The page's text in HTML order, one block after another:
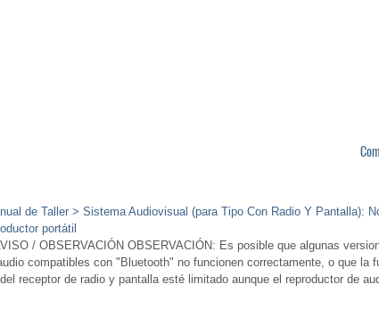
de Taller > Sistema Audiovisual (para Tipo Con Radio Y Pantalla):
portátil
/ OBSERVACIÓN OBSERVACIÓN: Es posible que algunas
compatibles con "Bluetooth" no funcionen correctamente, o que la
receptor de radio y pantalla esté limitado aunque el reproductor de